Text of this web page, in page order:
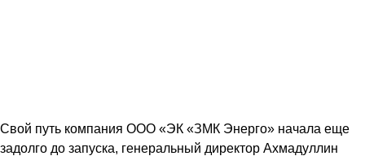
Свой путь компания ООО «ЭК «ЗМК Энерго» начала еще
задолго до запуска, генеральный директор Ахмадуллин